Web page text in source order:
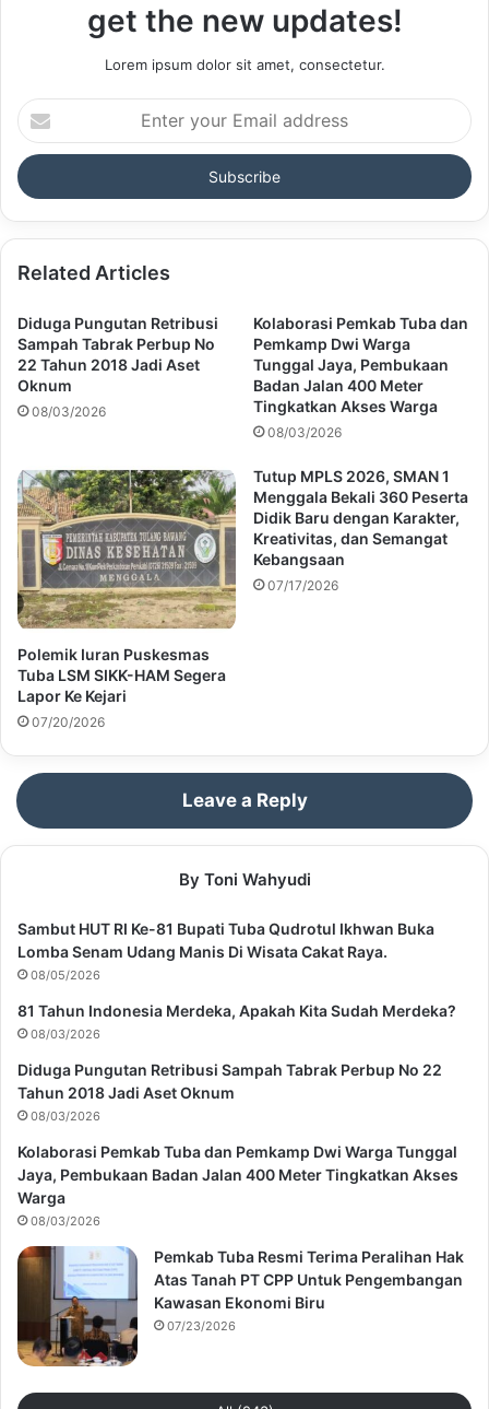
get the new updates!
Lorem ipsum dolor sit amet, consectetur.
Enter
your
Email
address
Related Articles
Diduga Pungutan Retribusi
Sampah Tabrak Perbup No
22 Tahun 2018 Jadi Aset
Oknum
08/03/2026
Kolaborasi Pemkab Tuba dan
Pemkamp Dwi Warga
Tunggal Jaya, Pembukaan
Badan Jalan 400 Meter
Tingkatkan Akses Warga
08/03/2026
Polemik Iuran Puskesmas
Tuba LSM SIKK-HAM Segera
Lapor Ke Kejari
07/20/2026
Tutup MPLS 2026, SMAN 1
Menggala Bekali 360 Peserta
Didik Baru dengan Karakter,
Kreativitas, dan Semangat
Kebangsaan
07/17/2026
Leave a Reply
By Toni Wahyudi
Sambut HUT RI Ke-81 Bupati Tuba Qudrotul Ikhwan Buka
Lomba Senam Udang Manis Di Wisata Cakat Raya.
08/05/2026
81 Tahun Indonesia Merdeka, Apakah Kita Sudah Merdeka?
08/03/2026
Diduga Pungutan Retribusi Sampah Tabrak Perbup No 22
Tahun 2018 Jadi Aset Oknum
08/03/2026
Kolaborasi Pemkab Tuba dan Pemkamp Dwi Warga Tunggal
Jaya, Pembukaan Badan Jalan 400 Meter Tingkatkan Akses
Warga
08/03/2026
Pemkab Tuba Resmi Terima Peralihan Hak
Atas Tanah PT CPP Untuk Pengembangan
Kawasan Ekonomi Biru
07/23/2026